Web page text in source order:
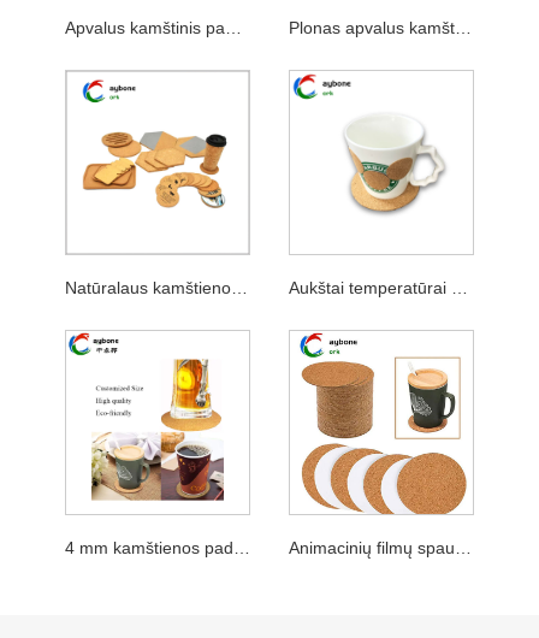
Natūralaus kamštienos padėkliukas stalo puodeliui